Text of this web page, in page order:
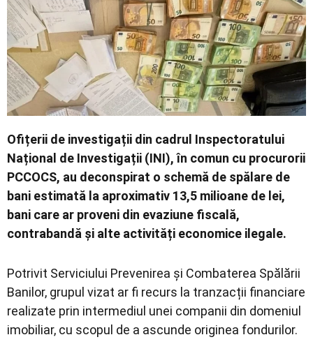
Ofițerii de investigații din cadrul Inspectoratului
Național de Investigații (INI), în comun cu procurorii
PCCOCS, au deconspirat o schemă de spălare de
bani estimată la aproximativ 13,5 milioane de lei,
bani care ar proveni din evaziune fiscală,
contrabandă și alte activități economice ilegale.
Potrivit Serviciului Prevenirea și Combaterea Spălării
Banilor, grupul vizat ar fi recurs la tranzacții financiare
realizate prin intermediul unei companii din domeniul
imobiliar, cu scopul de a ascunde originea fondurilor.